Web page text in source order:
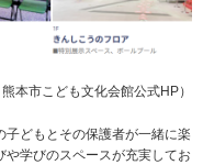
熊本市こども文化会館公式HP）
どもとその保護者が一緒に楽
や学びのスペースが充実してお